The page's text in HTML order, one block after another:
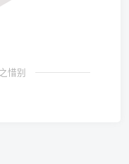
惜别